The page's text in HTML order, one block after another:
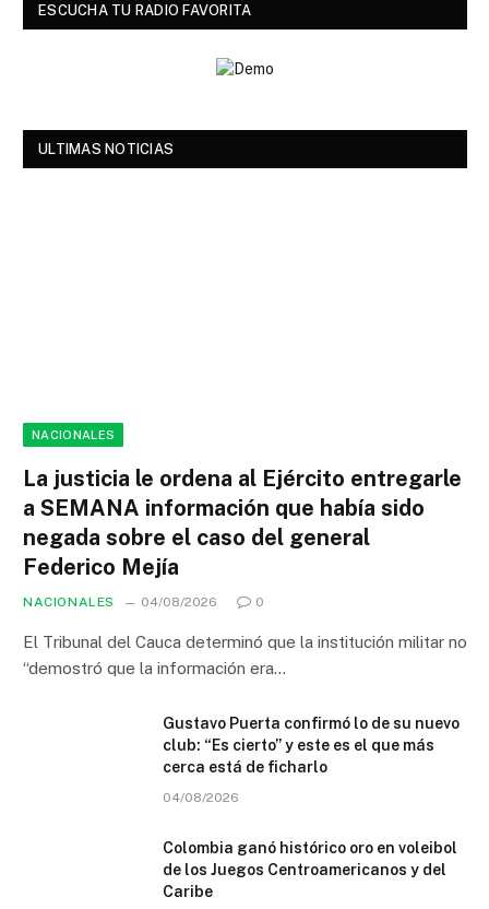
ESCUCHA TU RADIO FAVORITA
ULTIMAS NOTICIAS
NACIONALES
La justicia le ordena al Ejército entregarle
a SEMANA información que había sido
negada sobre el caso del general
Federico Mejía
NACIONALES 04/08/2026 0
El Tribunal del Cauca determinó que la institución militar no
“demostró que la información era…
Gustavo Puerta confirmó lo de su nuevo
club: “Es cierto” y este es el que más
cerca está de ficharlo
04/08/2026
Colombia ganó histórico oro en voleibol
de los Juegos Centroamericanos y del
Caribe